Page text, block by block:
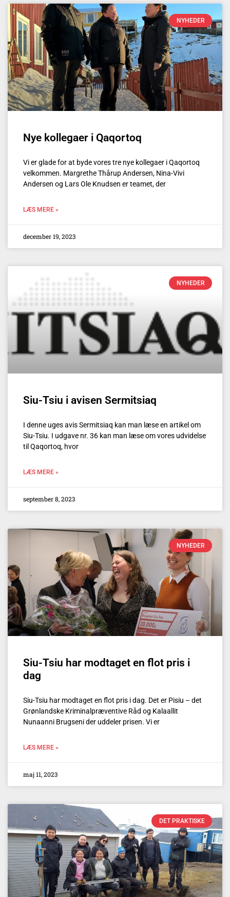
NYHEDER
Nye kollegaer i Qaqortoq
Vi er glade for at byde vores tre nye kollegaer i Qaqortoq
velkommen. Margrethe Thårup Andersen, Nina-Vivi
Andersen og Lars Ole Knudsen er teamet, der
LÆS MERE »
december 19, 2023
NYHEDER
Siu-Tsiu i avisen Sermitsiaq
I denne uges avis Sermitsiaq kan man læse en artikel om
Siu-Tsiu. I udgave nr. 36 kan man læse om vores udvidelse
til Qaqortoq, hvor
LÆS MERE »
september 8, 2023
NYHEDER
Siu-Tsiu har modtaget en flot pris i
dag
Siu-Tsiu har modtaget en flot pris i dag. Det er Pisiu – det
Grønlandske Kriminalpræventive Råd og Kalaallit
Nunaanni Brugseni der uddeler prisen. Vi er
LÆS MERE »
maj 11, 2023
DET PRAKTISKE